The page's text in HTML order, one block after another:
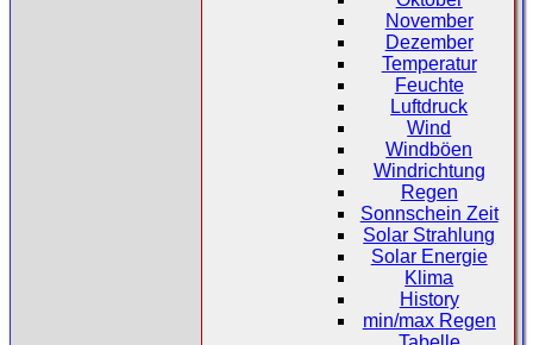
November
Dezember
Temperatur
Feuchte
Luftdruck
Wind
Windböen
Windrichtung
Regen
Sonnschein Zeit
Solar Strahlung
Solar Energie
Klima
History
min/max Regen